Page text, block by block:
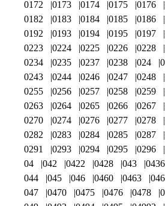
0172
0173 0174 0175 0176
0182
0183 0184 0185 0186
0192
0193 0194 0195 0197
0223
0224 0225 0226 0228
0234
0235 0237 0238 024
0243
0244 0246 0247 0248
0255
0256 0257 0258 0259
0263
0264 0265 0266 0267
0270
0274 0276 0277 0278
0282
0283 0284 0285 0287
0291
0293 0294 0295 0296
04
042 0422 0428 043 0436
044
045 046 0460 0463
047
0470 0475 0476 0478